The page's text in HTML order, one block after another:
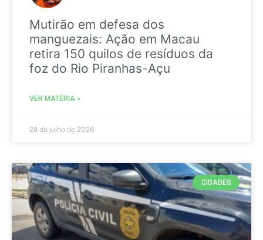
Mutirão em defesa dos
manguezais: Ação em Macau
retira 150 quilos de resíduos da
foz do Rio Piranhas-Açu
VER MATÉRIA »
28 de julho de 2026
CIDADES